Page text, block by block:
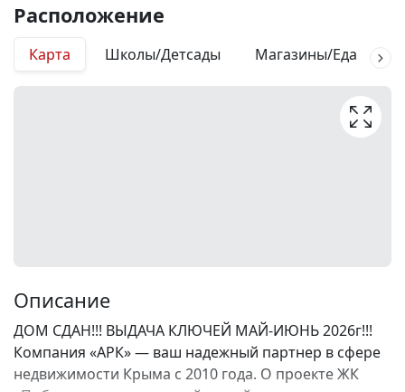
Расположение
Карта Школы/Детсады Магазины/Еда
Описание
ДОМ СДАН!!! ВЫДАЧА КЛЮЧЕЙ МАЙ-ИЮНЬ 2026г!!!
Компания «АРК» — ваш надежный партнер в сфере
недвижимости Крыма с 2010 года. О проекте ЖК